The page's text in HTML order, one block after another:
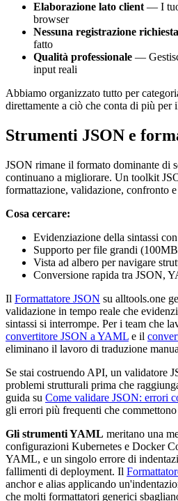
Elaborazione lato client— I
browser
Nessuna registrazione richiesta
fatto
Qualità professionale —
input reali
Abbiamo organizzato tutto per
direttamente a ciò che conta di più per
Strumenti JSON e
JSON rimane il formato dominante di
continuano a migliorare. Un toolkit
formattazione, validazione, confronto
Cosa cercare:
Evidenziazione della sintassi
Supporto per file grandi
Vista ad albero per navigare
Conversione rapida tra JSON,
Il Formattatore JSON su alltools.one
validazione in tempo reale che
sintassi si interrompe. Per i team che
convertitore JSON a YAML e il
eliminano il lavoro di traduzione
Se stai costruendo API, un validatore
problemi strutturali prima che
guida su Come validare JSON: errori
gli errori più frequenti che
Gli strumenti YAML meritano una
configurazioni Kubernetes e Docker
YAML, e un singolo errore di
fallimenti di deployment. Il
anchor e alias applicando
che molti formattatori generici